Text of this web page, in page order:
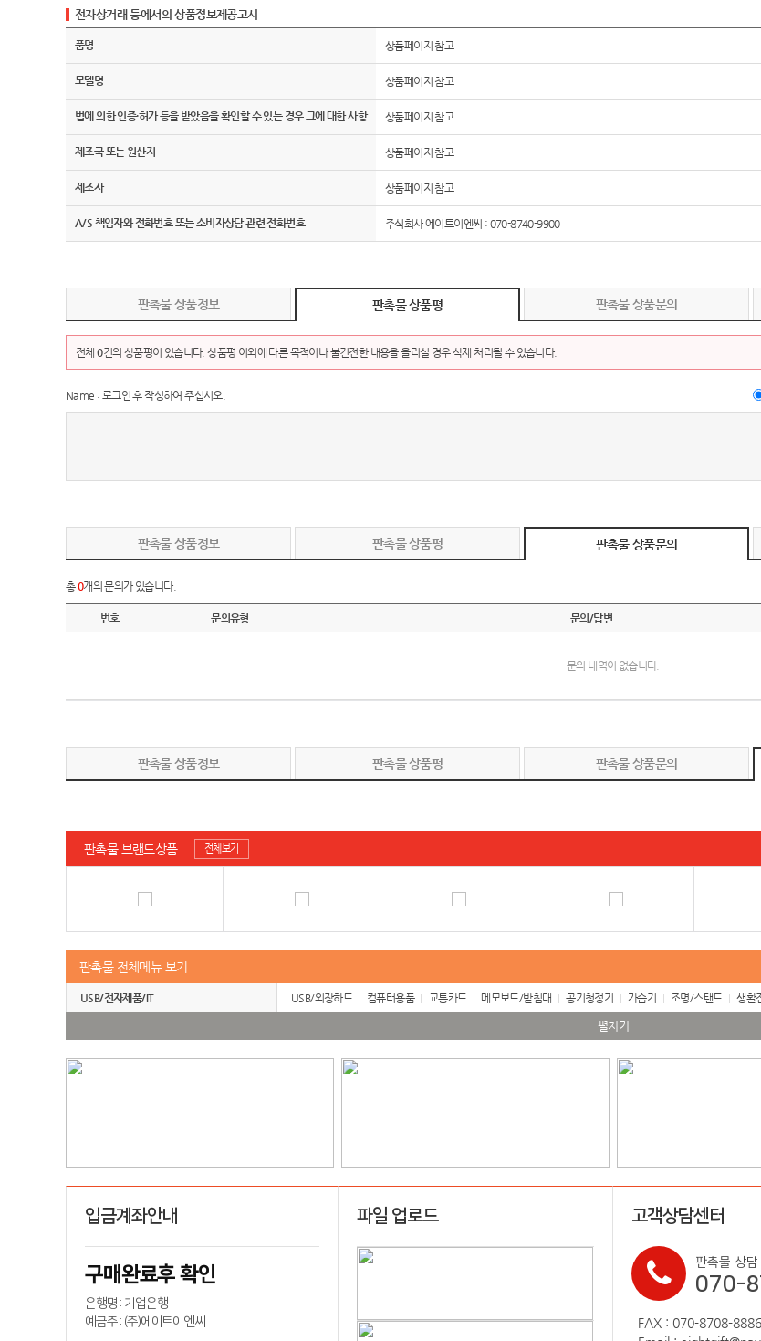
전자상거래 등에서의 상품정보제공고시
품명 상품페이지 참고
모델명 상품페이지 참고
법에 의한 인증·허가 등을 받았음을 확인할 수 있는 경우 그에 대한 사항 상품페이지 참고
제조국 또는 원산지 상품페이지 참고
제조자 상품페이지 참고
A/S 책임자와 전화번호 또는 소비자상담 관련 전화번호 주식회사 에이트이엔씨 : 070-8740-9900
판촉물 상품정보 판촉물 상품평 판촉물 상품문의
전체0건의 상품평이 있습니다. 상품평 이외에 다른 목적이나 불건전한 내용을 올리실 경우 삭제 처리될 수 있습니다.
Name : 로그인 후 작성하여 주십시오.
판촉물 상품정보 판촉물 상품평 판촉물 상품문의
총0개의 문의가 있습니다.
번호 문의유형 문의/답변
문의 내역이 없습니다.
판촉물 상품정보 판촉물 상품평 판촉물 상품문의
판촉물 브랜드상품 전체보기
판촉물 전체메뉴 보기
USB/전자제품/IT USB/외장하드 컴퓨터용품 교통카드 메모보드/받침대 공기청정기 가습기 조명/스탠드 생활
펼치기
입금계좌안내
구매완료후 확인
은행명 : 기업은행
예금주 : (주)에이트이엔씨
파일 업로드 고객상담센터
판촉물 상
070-
FAX : 070-8708-8886